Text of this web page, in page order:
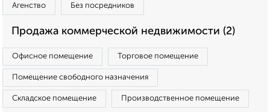
Агенство Без посредников
Продажа коммерческой недвижимости (2)
Офисное помещение Торговое помещение
Помещение свободного назначения
Складское помещение Производственное помещение